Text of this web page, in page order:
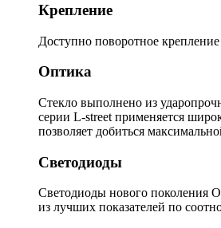
Крепление
Доступно поворотное
Оптика
Стекло выполнено из
серии L-street применяется
позволяет добиться
Светодиоды
Светодиоды нового поколения
из лучших показателей по